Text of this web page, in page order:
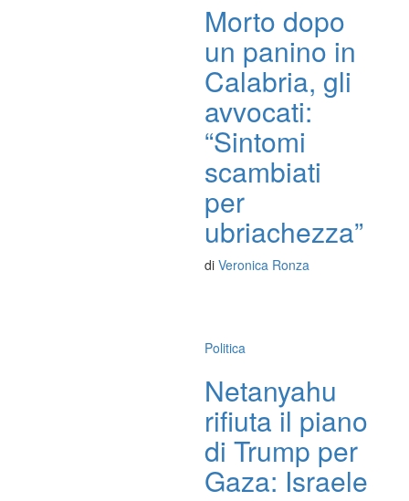
Morto dopo
un panino in
Calabria, gli
avvocati:
“Sintomi
scambiati
per
ubriachezza”
di Veronica Ronza
Politica
Netanyahu
rifiuta il piano
di Trump per
Gaza: Israele